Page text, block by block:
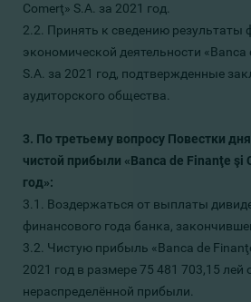
Comerţ» S.A. за 2021 год.
2.2. Принять к сведению результаты
экономической деятельности «Banca
S.A. за 2021 год, подтвержденные
аудиторского общества.
3. По третьему вопросу Повестки
чистой прибыли «Banca de Finanţe şi
год»:
3.1. Воздержаться от выплаты
финансового года банка,
3.2. Чистую прибыль «Banca de
2021 год в размере 75 481 703,15 лей
нераспределённой прибыли.